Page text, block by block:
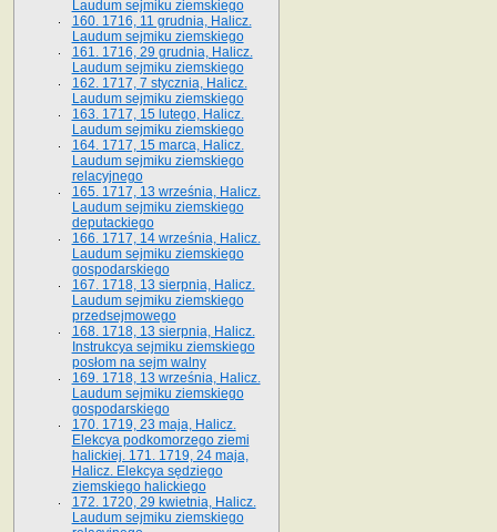
Laudum sejmiku ziemskiego
160. 1716, 11 grudnia, Halicz.
Laudum sejmiku ziemskiego
161. 1716, 29 grudnia, Halicz.
Laudum sejmiku ziemskiego
162. 1717, 7 stycznia, Halicz.
Laudum sejmiku ziemskiego
163. 1717, 15 lutego, Halicz.
Laudum sejmiku ziemskiego
164. 1717, 15 marca, Halicz.
Laudum sejmiku ziemskiego
relacyjnego
165. 1717, 13 września, Halicz.
Laudum sejmiku ziemskiego
deputackiego
166. 1717, 14 września, Halicz.
Laudum sejmiku ziemskiego
gospodarskiego
167. 1718, 13 sierpnia, Halicz.
Laudum sejmiku ziemskiego
przedsejmowego
168. 1718, 13 sierpnia, Halicz.
Instrukcya sejmiku ziemskiego
posłom na sejm walny
169. 1718, 13 września, Halicz.
Laudum sejmiku ziemskiego
gospodarskiego
170. 1719, 23 maja, Halicz.
Elekcya podkomorzego ziemi
halickiej. 171. 1719, 24 maja,
Halicz. Elekcya sędziego
ziemskiego halickiego
172. 1720, 29 kwietnia, Halicz.
Laudum sejmiku ziemskiego